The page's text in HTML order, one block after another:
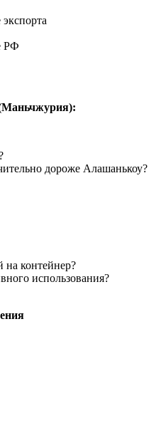
РФ
дороже Алашанькоу?
на контейнер?
использования?